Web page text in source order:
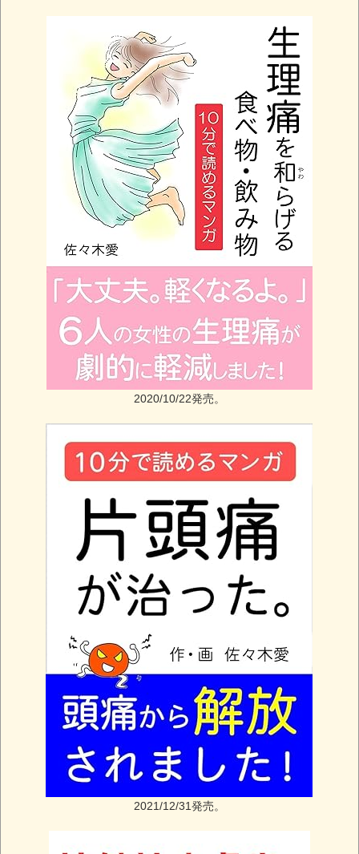
2020/10/22発売。
2021/12/31発売。